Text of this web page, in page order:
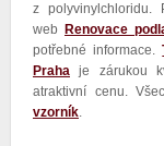
z polyvinylchloridu.
web
Renovace
potřebné informace.
Praha je zárukou
atraktivní cenu.
vzorník.